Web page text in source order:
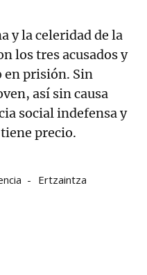
y la celeridad de la
los tres acusados y
en prisión. Sin
así sin causa
social indefensa y
precio.
Ertzaintza